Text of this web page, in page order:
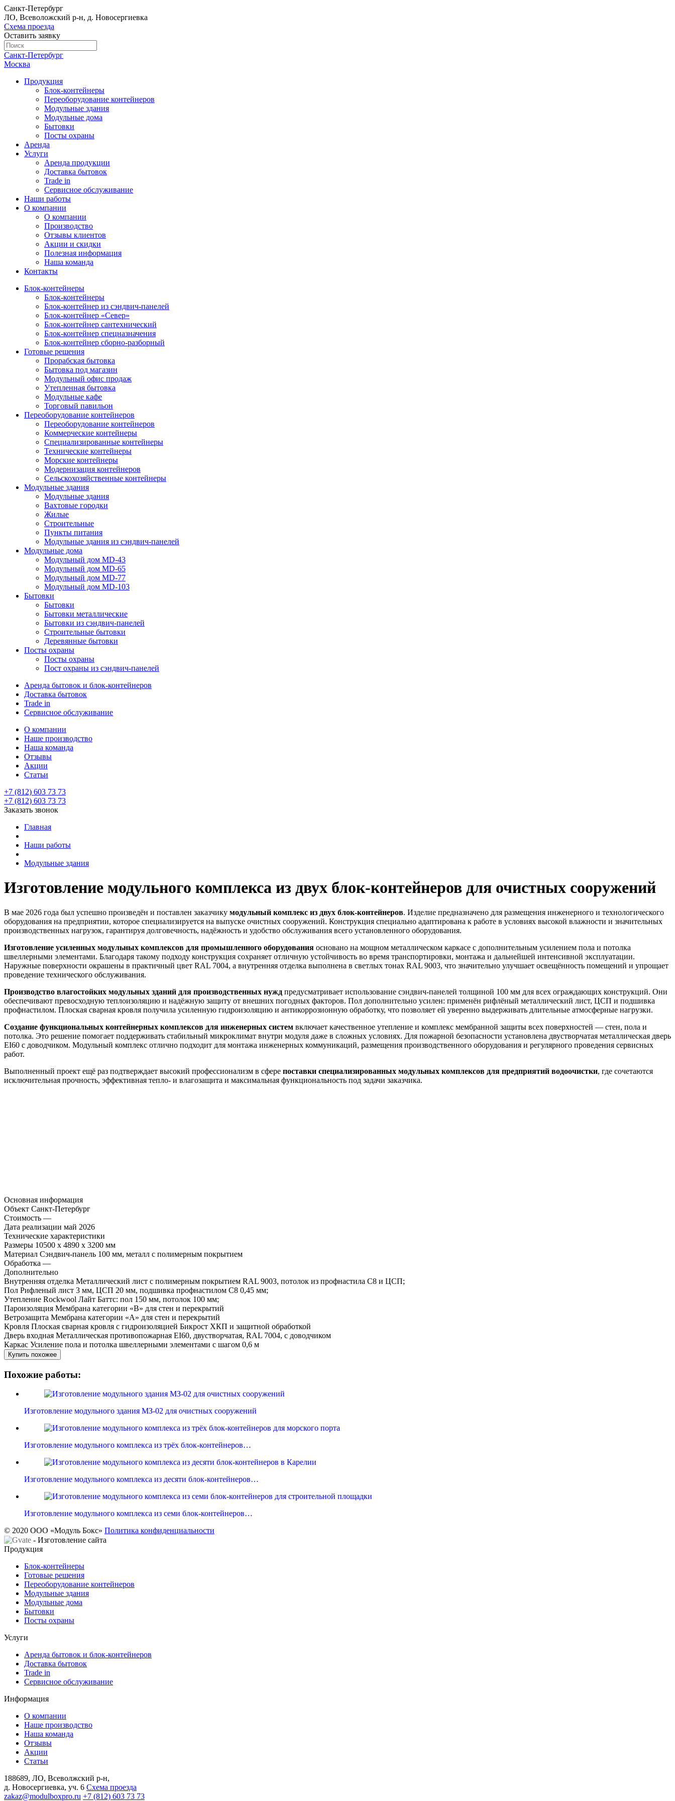
Санкт-Петербург
ЛО, Всеволожский р-н, д. Новосергиевка
Схема проезда
Оставить заявку
Санкт-Петербург
Москва
Продукция
Блок-контейнеры
Переоборудование контейнеров
Модульные здания
Модульные дома
Бытовки
Посты охраны
Аренда
Услуги
Аренда продукции
Доставка бытовок
Trade in
Сервисное обслуживание
Наши работы
О компании
О компании
Производство
Отзывы клиентов
Акции и скидки
Полезная информация
Наша команда
Контакты
Блок-контейнеры
Блок-контейнеры
Блок-контейнер из сэндвич-панелей
Блок-контейнер «Север»
Блок-контейнер сантехнический
Блок-контейнер спецназначения
Блок-контейнер сборно-разборный
Готовые решения
Прорабская бытовка
Бытовка под магазин
Модульный офис продаж
Утепленная бытовка
Модульные кафе
Торговый павильон
Переоборудование контейнеров
Переоборудование контейнеров
Коммерческие контейнеры
Специализированные контейнеры
Технические контейнеры
Морские контейнеры
Модернизация контейнеров
Сельскохозяйственные контейнеры
Модульные здания
Модульные здания
Вахтовые городки
Жилые
Строительные
Пункты питания
Модульные здания из сэндвич-панелей
Модульные дома
Модульный дом MD-43
Модульный дом MD-65
Модульный дом MD-77
Модульный дом MD-103
Бытовки
Бытовки
Бытовки металлические
Бытовки из сэндвич-панелей
Строительные бытовки
Деревянные бытовки
Посты охраны
Посты охраны
Пост охраны из сэндвич-панелей
Аренда бытовок и блок-контейнеров
Доставка бытовок
Trade in
Сервисное обслуживание
О компании
Наше производство
Наша команда
Отзывы
Акции
Статьи
+7 (812) 603 73 73
+7 (812) 603 73 73
Заказать звонок
Главная
Наши работы
Модульные здания
Изготовление модульного комплекса из двух блок-контейнеров для очистных сооружений
В мае 2026 года был успешно произведён и поставлен заказчику модульный комплекс из двух блок-контейнеров. Изделие предназначено для размещения инженерного и технологического
оборудования на предприятии, которое специализируется на выпуске очистных сооружений. Конструкция специально адаптирована к работе в условиях высокой влажности и значительных
производственных нагрузок, гарантируя долговечность, надёжность и удобство обслуживания всего установленного оборудования.
Изготовление усиленных модульных комплексов для промышленного оборудования основано на мощном металлическом каркасе с дополнительным усилением пола и потолка
швеллерными элементами. Благодаря такому подходу конструкция сохраняет отличную устойчивость во время транспортировки, монтажа и дальнейшей интенсивной эксплуатации.
Наружные поверхности окрашены в практичный цвет RAL 7004, а внутренняя отделка выполнена в светлых тонах RAL 9003, что значительно улучшает освещённость помещений и упрощает
проведение технического обслуживания.
Производство влагостойких модульных зданий для производственных нужд предусматривает использование сэндвич-панелей толщиной 100 мм для всех ограждающих конструкций. Они
обеспечивают превосходную теплоизоляцию и надёжную защиту от внешних погодных факторов. Пол дополнительно усилен: применён рифлёный металлический лист, ЦСП и подшивка
профнастилом. Плоская сварная кровля получила усиленную гидроизоляцию и антикоррозионную обработку, что позволяет ей уверенно выдерживать длительные атмосферные нагрузки.
Создание функциональных контейнерных комплексов для инженерных систем включает качественное утепление и комплекс мембранной защиты всех поверхностей — стен, пола и
потолка. Это решение помогает поддерживать стабильный микроклимат внутри модуля даже в сложных условиях. Для пожарной безопасности установлена двустворчатая металлическая дверь
EI60 с доводчиком. Модульный комплекс отлично подходит для монтажа инженерных коммуникаций, размещения производственного оборудования и регулярного проведения сервисных
работ.
Выполненный проект ещё раз подтверждает высокий профессионализм в сфере поставки специализированных модульных комплексов для предприятий водоочистки, где сочетаются
исключительная прочность, эффективная тепло- и влагозащита и максимальная функциональность под задачи заказчика.
Основная информация
Объект Санкт-Петербург
Стоимость —
Дата реализации май 2026
Технические характеристики
Размеры 10500 х 4890 х 3200 мм
Материал Сэндвич-панель 100 мм, металл с полимерным покрытием
Обработка —
Дополнительно
Внутренняя отделка Металлический лист с полимерным покрытием RAL 9003, потолок из профнастила С8 и ЦСП;
Пол Рифленый лист 3 мм, ЦСП 20 мм, подшивка профнастилом С8 0,45 мм;
Утепление Rockwool Лайт Баттс: пол 150 мм, потолок 100 мм;
Пароизоляция Мембрана категории «В» для стен и перекрытий
Ветрозащита Мембрана категории «А» для стен и перекрытий
Кровля Плоская сварная кровля с гидроизоляцией Бикрост ХКП и защитной обработкой
Дверь входная Металлическая противопожарная EI60, двустворчатая, RAL 7004, с доводчиком
Каркас Усиление пола и потолка швеллерными элементами с шагом 0,6 м
Купить похожее
Похожие работы:
Изготовление модульного здания МЗ-02 для очистных сооружений
Изготовление модульного комплекса из трёх блок-контейнеров…
Изготовление модульного комплекса из десяти блок-контейнеров…
Изготовление модульного комплекса из семи блок-контейнеров…
© 2020 ООО «Модуль Бокс» Политика конфиденциальности
- Изготовление сайта
Продукция
Блок-контейнеры
Готовые решения
Переоборудование контейнеров
Модульные здания
Модульные дома
Бытовки
Посты охраны
Услуги
Аренда бытовок и блок-контейнеров
Доставка бытовок
Trade in
Сервисное обслуживание
Информация
О компании
Наше производство
Наша команда
Отзывы
Акции
Статьи
188689, ЛО, Всеволжский р-н,
д. Новосергиевка, уч. 6 Схема проезда
zakaz@modulboxpro.ru +7 (812) 603 73 73